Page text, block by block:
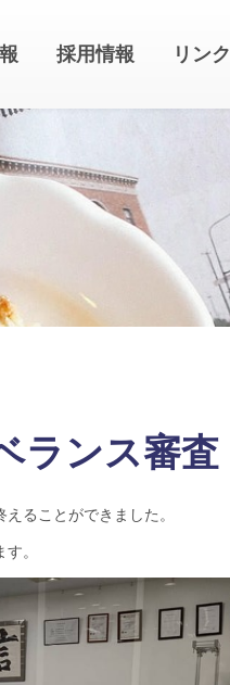
採用情報 リンク
ランス審査
ることができました。
。